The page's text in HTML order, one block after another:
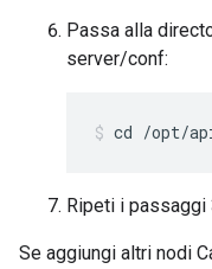
Passa alla
server/conf:
cd /opt/
Ripeti i passaggi
Se aggiungi altri nodi